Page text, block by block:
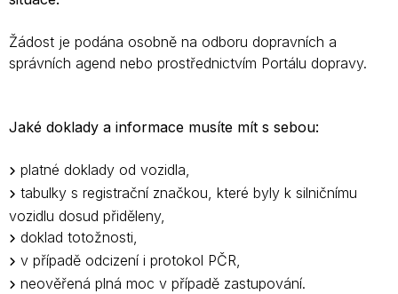
Žádost je podána osobně na odboru dopravních a
správních agend nebo prostřednictvím Portálu dopravy.
Jaké doklady a informace musíte mít s sebou:
platné doklady od vozidla,
tabulky s registrační značkou, které byly k silničnímu
vozidlu dosud přiděleny,
doklad totožnosti,
v případě odcizení i protokol PČR,
neověřená plná moc v případě zastupování.